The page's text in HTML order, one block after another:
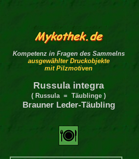
Kompetenz in Fragen des Sammelns
ausgewählter Druckobjekte
mit Pilzmotiven
Russula integra
( Russula = Täublinge )
Brauner Leder-Täubling